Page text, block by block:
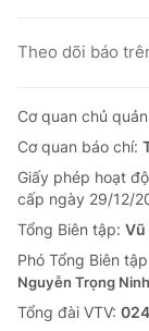
Theo dõi báo
Cơ quan chủ
Cơ quan báo chí:
Giấy phép hoạt
cấp ngày 29/12/
Tổng Biên tập: Vũ
Phó Tổng Biên
Nguyễn Trọng Ninh
Tổng đài VTV: